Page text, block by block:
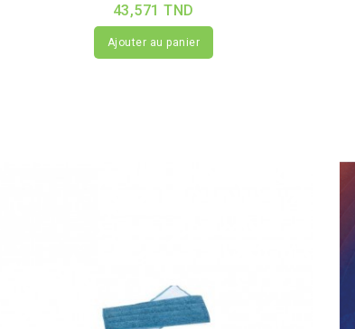
43,571 TND
Ajouter au panier